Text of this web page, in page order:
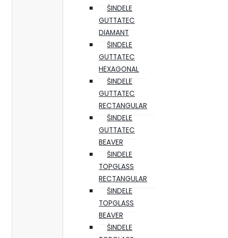
ŠINDELE
GUTTATEC
DIAMANT
ŠINDELE
GUTTATEC
HEXAGONAL
ŠINDELE
GUTTATEC
RECTANGULAR
ŠINDELE
GUTTATEC
BEAVER
ŠINDELE
TOPGLASS
RECTANGULAR
ŠINDELE
TOPGLASS
BEAVER
ŠINDELE